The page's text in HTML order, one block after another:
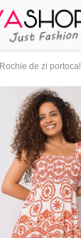
Rochie de zi